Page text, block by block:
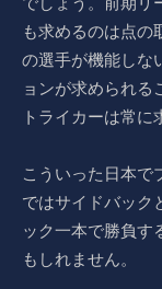
も求めるのは点の
の選手が機能しな
ョンが求められる
トライカーは常に
こういった日本で
ではサイドバック
ック一本で勝負す
もしれません。